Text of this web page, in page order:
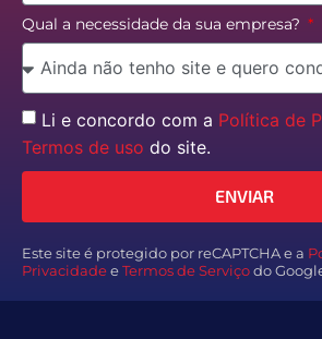
Qual a necessidade da sua empresa?
Li e concordo com a Política de
Termos de uso do site.
ENVIAR
Este site é protegido por reCAPTCHA e a
Privacidade e Termos de Serviço do